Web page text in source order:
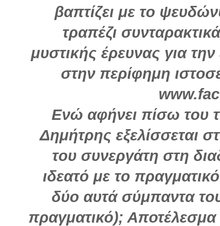
βαπτίζει με το
τραπέζι
μυστικής έρευνας για
στην περίφημη
Ενώ αφήνει πίσω του
Δημήτρης εξελίσσεται
του συνεργάτη στη
ιδεατό με το
δύο αυτά σύμπαντα
πραγματικό);